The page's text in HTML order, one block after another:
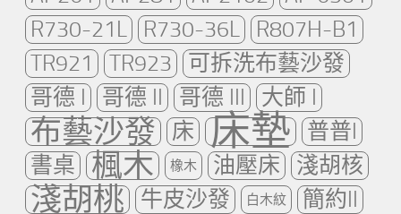
R730-21L
R730-36L
R807H-B1
TR921
TR923
可拆洗布藝沙發
哥德 I
哥德 II 哥德 III 大師 I
布藝沙發 床 床墊
普普I
書桌
楓木 橡木 油壓床 淺胡核
淺胡桃 牛皮沙發 白木紋 簡約II